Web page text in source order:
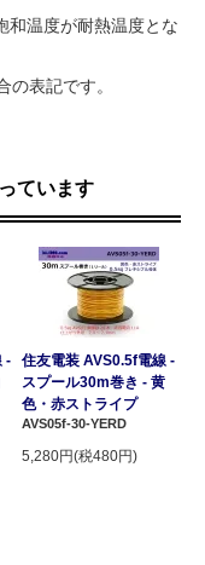
和温度が耐熱温度とな
表記です。
ています
-
住友電装 AVS0.5f電線 -
スプール30m巻き - 黄
色・赤ストライプ
AVS05f-30-YERD
5,280円(税480円)